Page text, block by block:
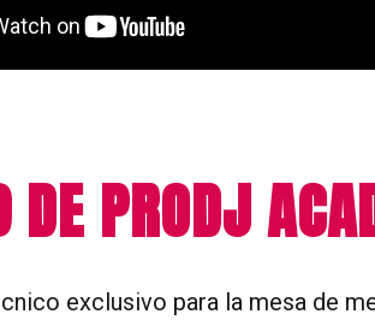
PRODJ
exclusivo para la mesa de